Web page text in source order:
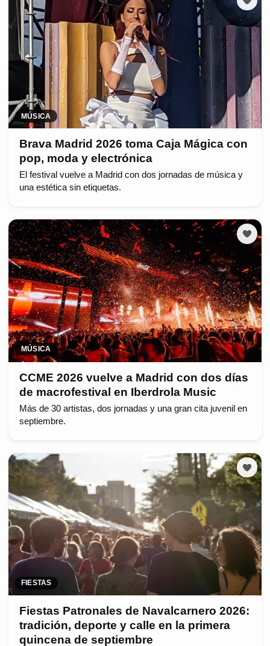
MÚSICA
Brava Madrid 2026 toma Caja Mágica con
pop, moda y electrónica
El festival vuelve a Madrid con dos jornadas de música y
una estética sin etiquetas.
MÚSICA
CCME 2026 vuelve a Madrid con dos días
de macrofestival en Iberdrola Music
Más de 30 artistas, dos jornadas y una gran cita juvenil en
septiembre.
FIESTAS
Fiestas Patronales de Navalcarnero 2026:
tradición, deporte y calle en la primera
quincena de septiembre